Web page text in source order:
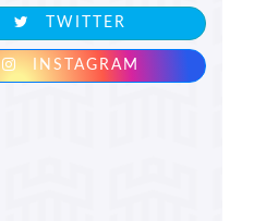
TWITTER
INSTAGRAM